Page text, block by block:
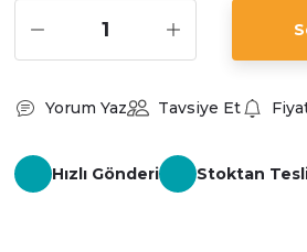
Yorum Yaz Tavsiye Et
Hızlı Gönderi Stoktan